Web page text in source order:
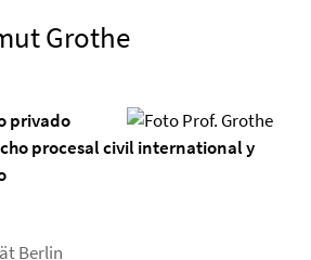
Grothe
privado
procesal civil international y
Berlin